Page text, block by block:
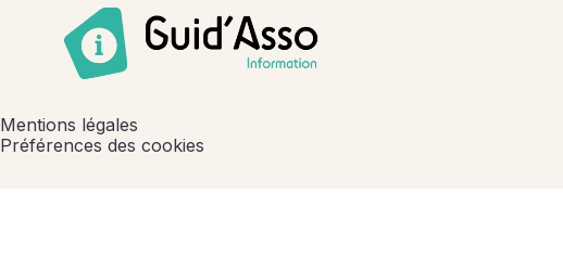
Mentions légales
Préférences des cookies